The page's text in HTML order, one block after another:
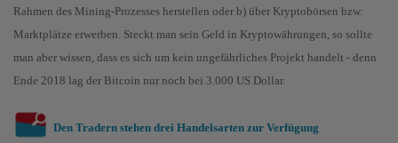
Rahmen des Mining-Prozesses herstellen oder b) über Kryptobörsen bzw.
Marktplätze erwerben. Steckt man sein Geld in Kryptowährungen, so sollte
man aber wissen, dass es sich um kein ungefährliches Projekt handelt - denn
Ende 2018 lag der Bitcoin nur noch bei 3.000 US Dollar.
Den Tradern stehen drei Handelsarten zur Verfügung